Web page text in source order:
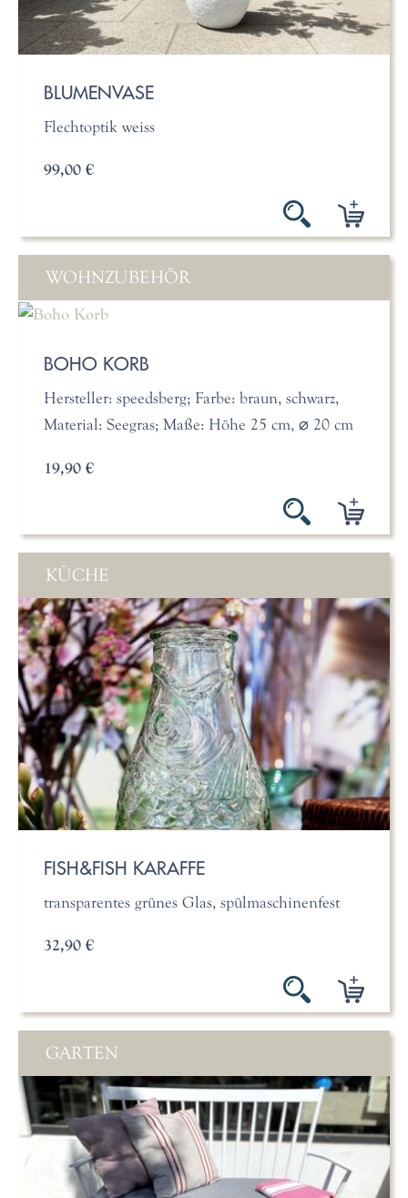
BLUMENVASE
Flechtoptik weiss
99,00 €
WOHNZUBEHÖR
BOHO KORB
Hersteller: speedsberg; Farbe: braun, schwarz,
Material: Seegras; Maße: Höhe 25 cm, ⌀ 20 cm
19,90 €
KÜCHE
FISH&FISH KARAFFE
transparentes grünes Glas, spülmaschinenfest
32,90 €
GARTEN